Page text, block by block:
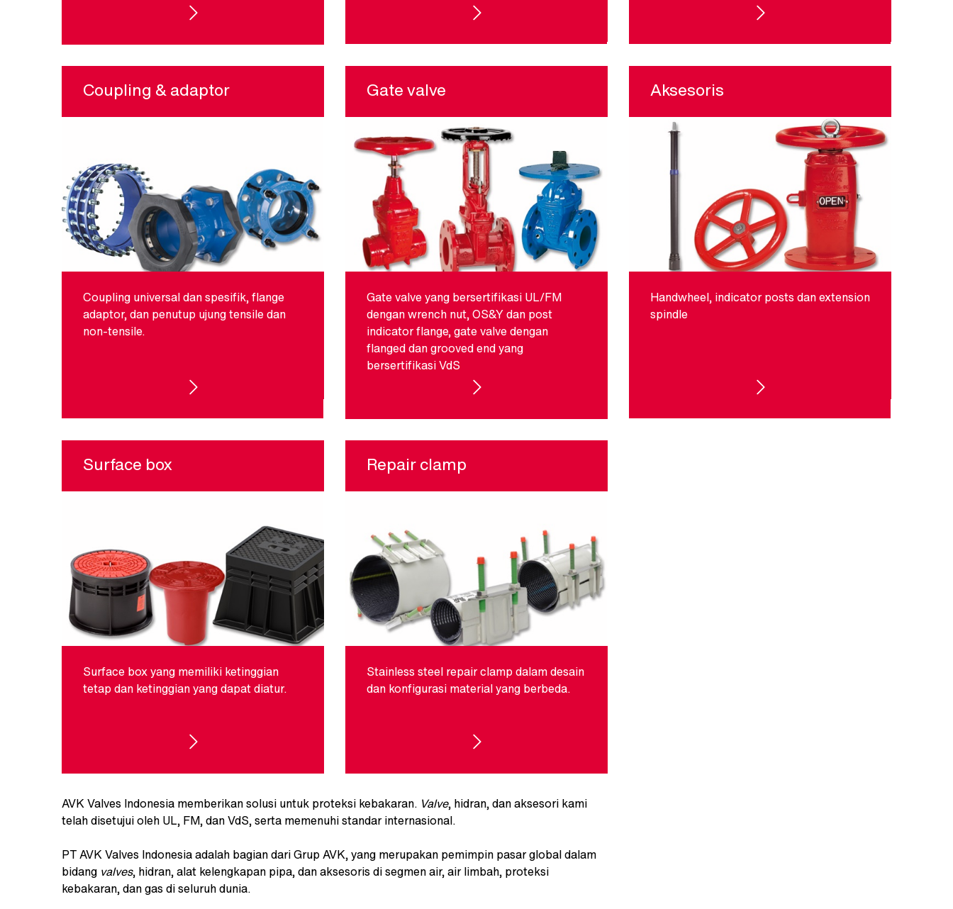
ABOVE GROUND HYDRANTS UNDERGROUND HYDRANTS BUTTERFLY VALVE
Coupling & adaptor
Coupling universal dan spesifik, flange
adaptor, dan penutup ujung tensile dan
non-tensile.
COUPLINGS DAN ADAPTORS
Gate valve
Gate valve yang bersertifikasi UL/FM
dengan wrench nut, OS&Y dan post
indicator flange, gate valve dengan
flanged dan grooved end yang
bersertifikasi VdS
GATE VALVES
Aksesoris
Handwheel, indicator posts dan extension
spindle
AKSESORIS
Surface box
Surface box yang memiliki ketinggian
tetap dan ketinggian yang dapat diatur.
SURFACE BOX
Repair clamp
Stainless steel repair clamp dalam desain
dan konfigurasi material yang berbeda.
REPAIR CLAMP
AVK Valves Indonesia memberikan solusi untuk proteksi kebakaran. Valve, hidran, dan aksesori kami
telah disetujui oleh UL, FM, dan VdS, serta memenuhi standar internasional.
PT AVK Valves Indonesia adalah bagian dari Grup AVK, yang merupakan pemimpin pasar global dalam
bidang valves, hidran, alat kelengkapan pipa, dan aksesoris di segmen air, air limbah, proteksi
kebakaran, dan gas di seluruh dunia.